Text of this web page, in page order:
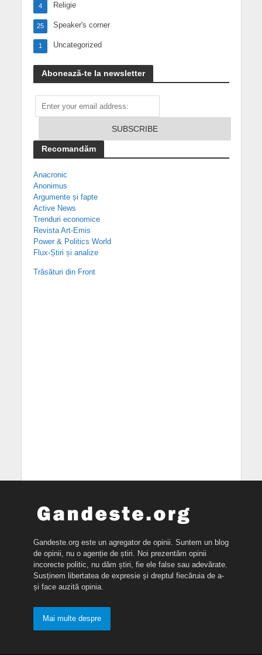
Religie
4
Speaker's corner
25
Uncategorized
1
Abonează-te la newsletter
Recomandăm
Anacronic
Anonimus
Argumente și fapte
Active News
Trenduri economice
Revista Art-Emis
Power & Politics World
Flux-Știri și analize
Trăsături din Front
Gandeste.org este un agregator de opinii. Suntem un blog
de opinii, nu o agenție de știri. Noi prezentăm opinii
incorecte politic, nu dăm știri, fie ele false sau adevărate.
Susținem libertatea de expresie și dreptul fiecăruia de a-
și face auzită opinia.
Mai multe despre